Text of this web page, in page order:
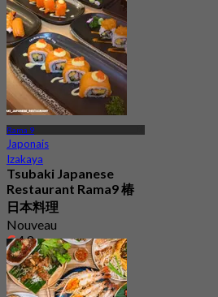
De฿ 899
Rama 9
Japonais
Izakaya
Tsubaki Japanese
Restaurant Rama9 椿
日本料理
Nouveau
4.8
De฿ 616.66